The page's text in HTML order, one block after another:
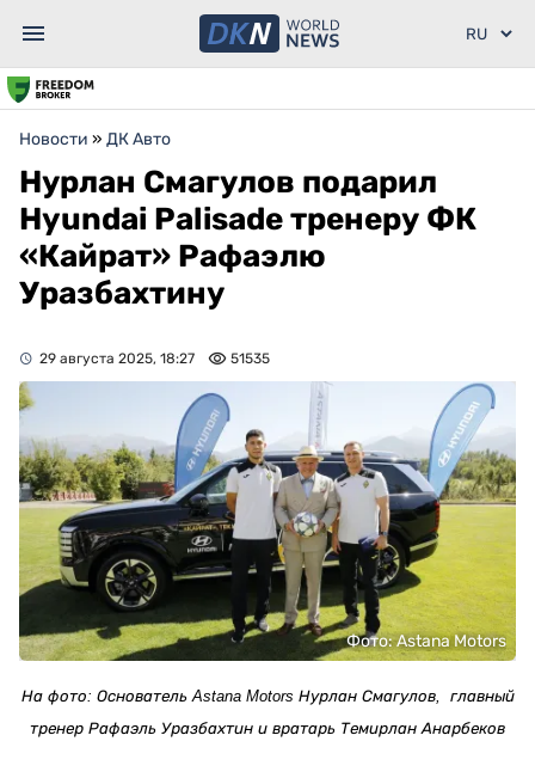
Новости » ДК Авто
Нурлан Смагулов подарил
Hyundai Palisade тренеру ФК
«Кайрат» Рафаэлю
Уразбахтину
29 августа 2025, 18:27 51535
Фото: Astana Motors
На фото: ОсновательAstana Motors Нурлан Смагулов, главный
тренер Рафаэль Уразбахтин и вратарь Темирлан Анарбеков